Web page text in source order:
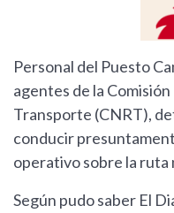
Personal del Puesto
agentes de la
Transporte (CNRT),
conducir
operativo sobre la ruta
Según pudo saber El